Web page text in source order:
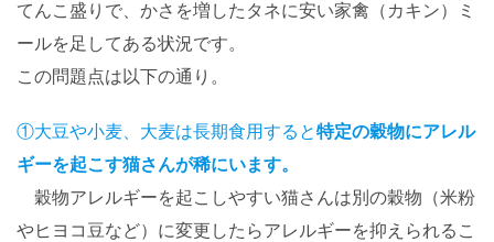
てんこ盛りで、かさを増したタネに安い家禽（カキン）ミ
ールを足してある状況です。
この問題点は以下の通り。
①大豆や小麦、大麦は長期食用すると特定の穀物にアレル
ギーを起こす猫さんが稀にいます。
穀物アレルギーを起こしやすい猫さんは別の穀物（米粉
やヒヨコ豆など）に変更したらアレルギーを抑えられるこ